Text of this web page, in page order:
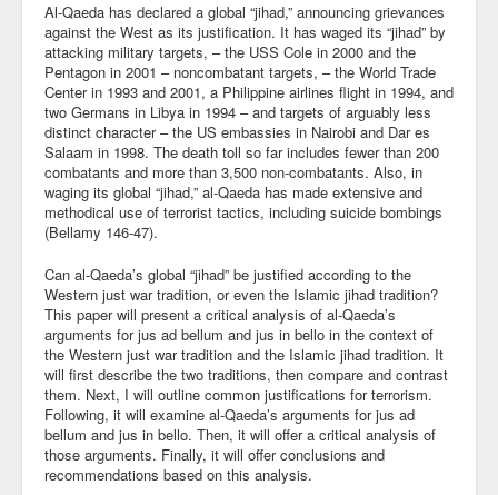
Business
Keynotes
Seminars
Family
Personal
Quotes
Reading
Resume
Tools
Blog
Al-Qaeda has declared a global “jihad,” announcing grievances
against the West as its justification. It has waged its “jihad” by
attacking military targets, – the USS Cole in 2000 and the
Pentagon in 2001 – noncombatant targets, – the World Trade
Center in 1993 and 2001, a Philippine airlines flight in 1994, and
two Germans in Libya in 1994 – and targets of arguably less
distinct character – the US embassies in Nairobi and Dar es
Salaam in 1998. The death toll so far includes fewer than 200
combatants and more than 3,500 non-combatants. Also, in
waging its global “jihad,” al-Qaeda has made extensive and
methodical use of terrorist tactics, including suicide bombings
(Bellamy 146-47).
Can al-Qaeda’s global “jihad” be justified according to the
Western just war tradition, or even the Islamic jihad tradition?
This paper will present a critical analysis of al-Qaeda’s
arguments for jus ad bellum and jus in bello in the context of
the Western just war tradition and the Islamic jihad tradition. It
will first describe the two traditions, then compare and contrast
them. Next, I will outline common justifications for terrorism.
Following, it will examine al-Qaeda’s arguments for jus ad
bellum and jus in bello. Then, it will offer a critical analysis of
those arguments. Finally, it will offer conclusions and
recommendations based on this analysis.